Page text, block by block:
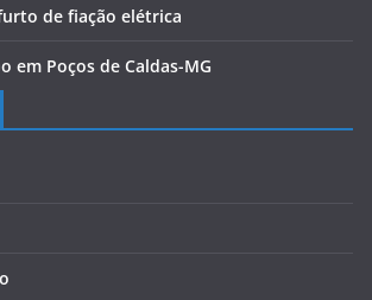
de fiação elétrica
em Poços de Caldas-MG